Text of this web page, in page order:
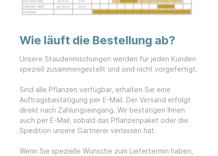
Wie läuft die Bestellung ab?
Unsere Staudenmischungen werden für jeden Kunden
speziell zusammengestellt und sind nicht vorgefertigt.
Sind alle Pflanzen verfügbar, erhalten Sie eine
Auftragsbestätigung per E-Mail. Der Versand erfolgt
direkt nach Zahlungseingang. Wir bestätigen Ihnen
auch per E-Mail, sobald das Pflanzenpaket oder die
Spedition unsere Gärtnerei verlassen hat.
Wenn Sie spezielle Wünsche zum Liefertermin haben,